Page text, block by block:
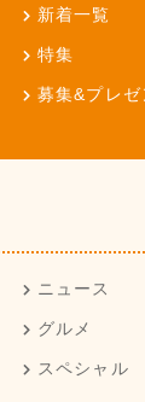
新着一覧
特集
募集&プレゼ
ニュース
グルメ
スペシャル